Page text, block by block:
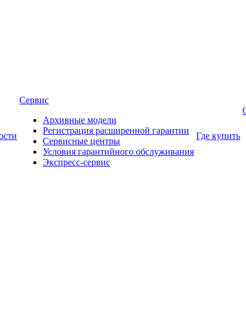
Сервис
Архивные модели
Регистрация расширенной гарантии
Сервисные центры
Условия гарантийного обслуживания
Экспресс-сервис
Где купить